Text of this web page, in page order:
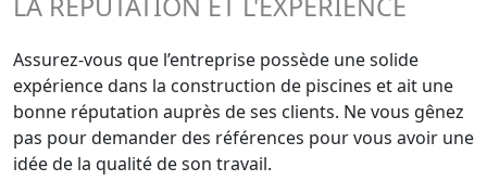
Assurez-vous que l’entreprise possède une solide
expérience dans la construction de piscines et ait une
bonne réputation auprès de ses clients. Ne vous gênez
pas pour demander des références pour vous avoir une
idée de la qualité de son travail.